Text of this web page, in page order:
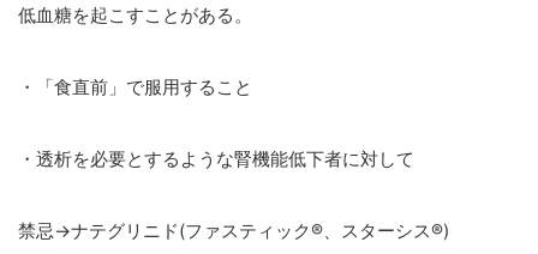
低血糖を起こすことがある。
・「食直前」で服用すること
・透析を必要とするような腎機能低下者に対して
禁忌→ナテグリニド(ファスティック®、スターシス®)